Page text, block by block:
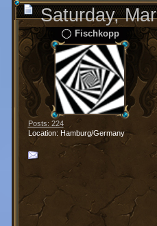
Saturday,
Fischkopp
Posts: 224
Location: Hamburg/Germany